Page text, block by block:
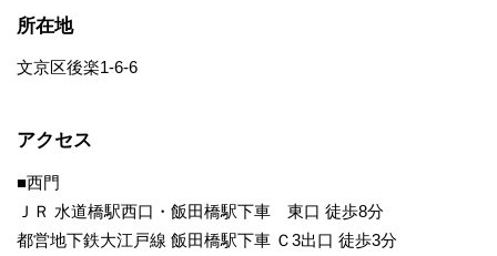
所在地
文京区後楽1-6-6
アクセス
■西門
ＪＲ 水道橋駅西口・飯田橋駅下車 東口 徒歩8分
都営地下鉄大江戸線 飯田橋駅下車 Ｃ3出口 徒歩3分